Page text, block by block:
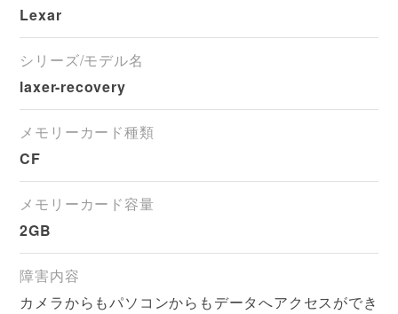
Lexar
シリーズ/モデル名
laxer-recovery
メモリーカード種類
CF
メモリーカード容量
2GB
障害内容
カメラからもパソコンからもデータへアクセスができ